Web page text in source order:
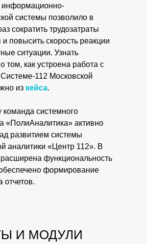
информационно-
системы позволило в
сократить трудозатраты
и повысить скорость реакции
ситуации. Узнать
том, как устроена работа с
112 Московской
из кейса.
команда системного
«ПолиАналитика» активно
развитием системы
аналитики «Центр 112». В
расширена функциональность
формирование
отчетов.
И МОДУЛИ